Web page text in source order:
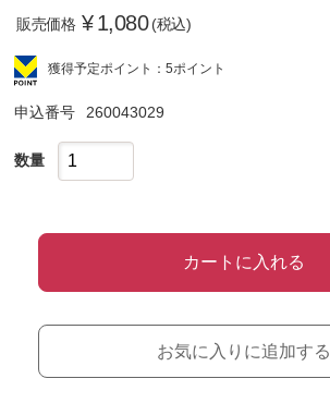
販売価格 ¥1,080 (税込)
獲得予定ポイント：5ポイント
申込番号 260043029
数量
カートに入れる
お気に入りに追加する